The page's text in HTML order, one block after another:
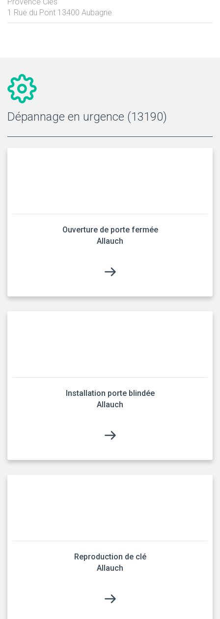
1 Rue du Pont 13400 Aubagne
Dépannage en urgence (13190)
Ouverture de porte fermée
Allauch
Installation porte blindée
Allauch
Reproduction de clé
Allauch